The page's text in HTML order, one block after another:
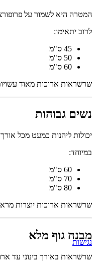
המטרה היא לשמור על
לרוב יתאימו:
45 ס"מ
50 ס"מ
60 ס"מ
שרשראות ארוכות מאוד
נשים גבוהות
יכולות ליהנות כמעט מכל
במיוחד:
60 ס"מ
70 ס"מ
80 ס"מ
שרשראות ארוכות יוצרות
מבנה גוף מלא
שרשראות באורך בינוני עד
נגישות